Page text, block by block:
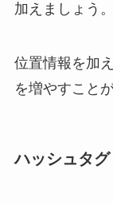
加えましょう。
位置情報を加
を増やすこと
ハッシュタグ